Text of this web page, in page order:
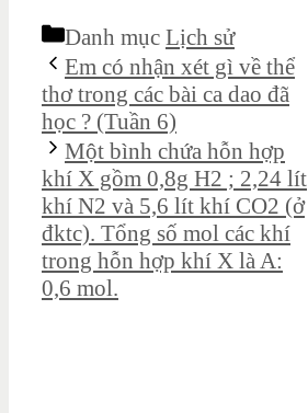
Danh mục Lịch sử
Em có nhận xét gì về thể
thơ trong các bài ca dao đã
học ? (Tuần 6)
Một bình chứa hỗn hợp
khí X gồm 0,8g H2 ; 2,24 lít
khí N2 và 5,6 lít khí CO2 (ở
đktc). Tổng số mol các khí
trong hỗn hợp khí X là A:
0,6 mol.